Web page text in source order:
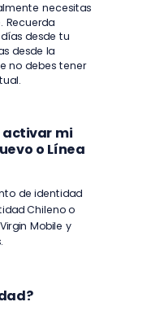
necesitas
Recuerda
desde tu
desde la
no debes tener
activar mi
o Línea
de identidad
Chileno o
Mobile y